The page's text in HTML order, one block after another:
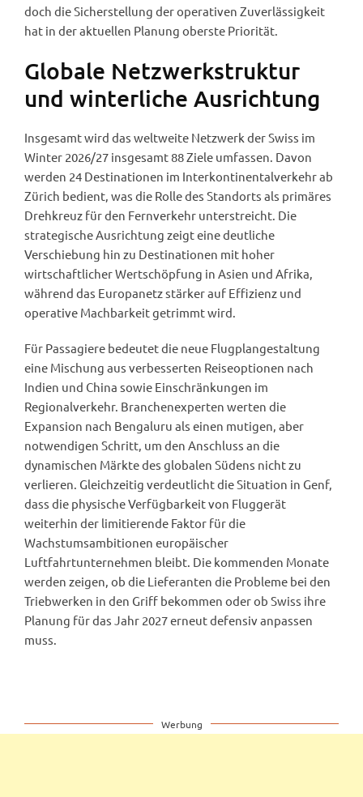
doch die Sicherstellung der operativen Zuverlässigkeit
hat in der aktuellen Planung oberste Priorität.
Globale Netzwerkstruktur
und winterliche Ausrichtung
Insgesamt wird das weltweite Netzwerk der Swiss im
Winter 2026/27 insgesamt 88 Ziele umfassen. Davon
werden 24 Destinationen im Interkontinentalverkehr ab
Zürich bedient, was die Rolle des Standorts als primäres
Drehkreuz für den Fernverkehr unterstreicht. Die
strategische Ausrichtung zeigt eine deutliche
Verschiebung hin zu Destinationen mit hoher
wirtschaftlicher Wertschöpfung in Asien und Afrika,
während das Europanetz stärker auf Effizienz und
operative Machbarkeit getrimmt wird.
Für Passagiere bedeutet die neue Flugplangestaltung
eine Mischung aus verbesserten Reiseoptionen nach
Indien und China sowie Einschränkungen im
Regionalverkehr. Branchenexperten werten die
Expansion nach Bengaluru als einen mutigen, aber
notwendigen Schritt, um den Anschluss an die
dynamischen Märkte des globalen Südens nicht zu
verlieren. Gleichzeitig verdeutlicht die Situation in Genf,
dass die physische Verfügbarkeit von Fluggerät
weiterhin der limitierende Faktor für die
Wachstumsambitionen europäischer
Luftfahrtunternehmen bleibt. Die kommenden Monate
werden zeigen, ob die Lieferanten die Probleme bei den
Triebwerken in den Griff bekommen oder ob Swiss ihre
Planung für das Jahr 2027 erneut defensiv anpassen
muss.
Werbung